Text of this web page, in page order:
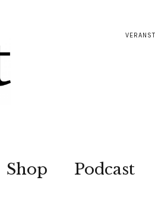
Shop Podcast